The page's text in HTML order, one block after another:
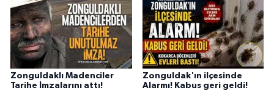
Zonguldaklı Madenciler
Tarihe İmzalarını attı!
Zonguldak'ın ilçesinde
Alarmı! Kabus geri geldi!